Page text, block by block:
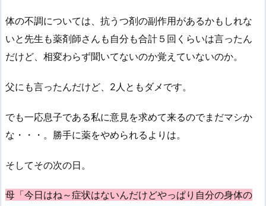
体の不調については、抗うつ剤の副作用があるかもしれな
いと先生も薬剤師さんも自分も合計５回くらいは言ったん
だけど、相変わらず聞いてないのか覚えていないのか。
父にも言ったんだけど、2人ともダメです。
でも一応息子である私に意見を求めて来るのでまだマシか
な・・・。勝手に薬をやめられるよりは。
そしてその次の日。
母「今日はね～症状はないんだけどやっぱり自分の身体の